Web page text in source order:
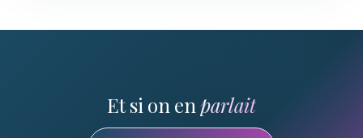
Et si on enparlait